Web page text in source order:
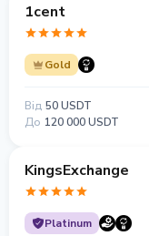
1cent
Gold
Від 50 USDT
До 120 000 USDT
KingsExchange
Platinum